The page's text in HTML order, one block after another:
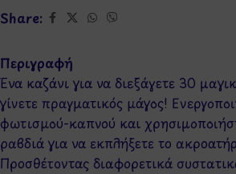
Share:
Περιγραφή
Ένα καζάνι για να διεξάγετε 30
γίνετε πραγματικός μάγος!
φωτισμού-καπνού και
ραβδιά για να εκπλήξετε το
Προσθέτοντας διαφορετικά